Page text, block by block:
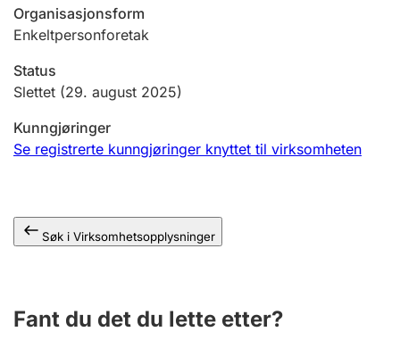
Jeger
Ektepaktveileder
Organisasjonsform
Enkeltpersonforetak
Status
Slettet (29. august 2025)
Kunngjøringer
Se registrerte kunngjøringer knyttet til virksomheten
Søk i Virksomhetsopplysninger
Fant du det du lette etter?